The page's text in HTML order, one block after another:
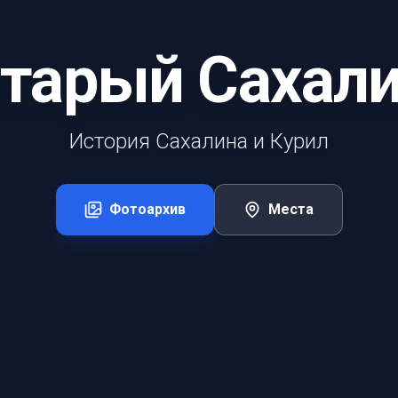
История Сахалина и Курил
Фотоархив Места